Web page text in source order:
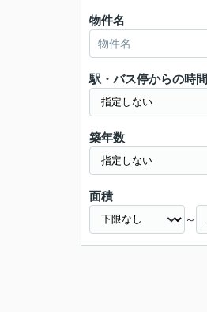
物件名
駅・バス停からの時間
築年数
面積
～